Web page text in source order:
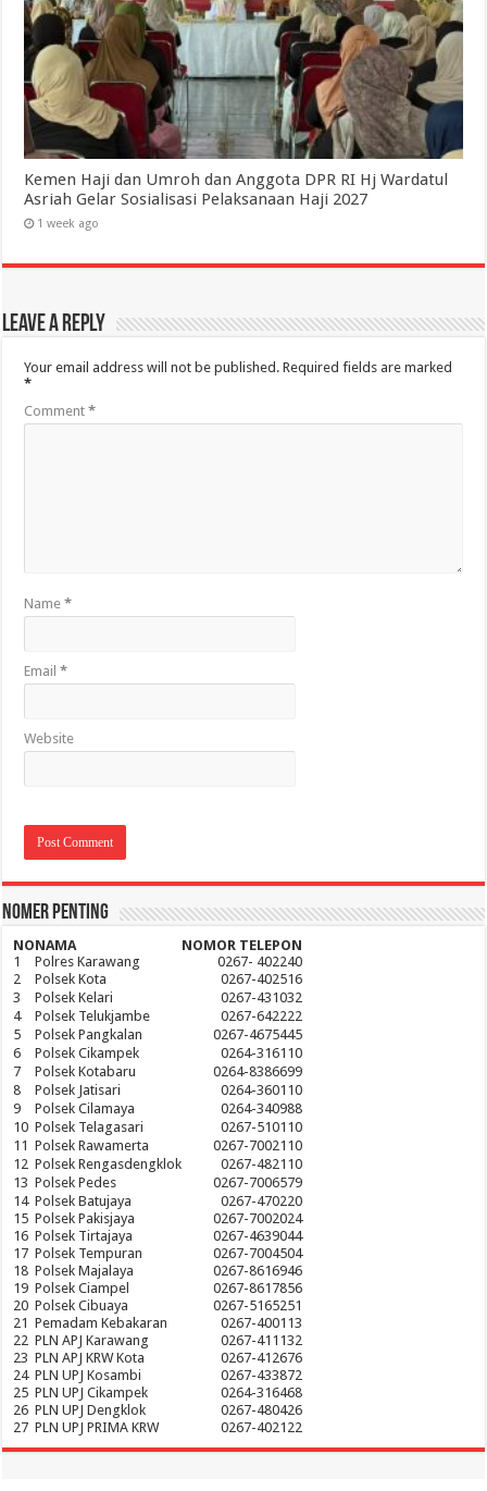
Kemen Haji dan Umroh dan Anggota DPR RI Hj Wardatul
Asriah Gelar Sosialisasi Pelaksanaan Haji 2027
1 week ago
Leave a Reply
Your email address will not be published. Required fields are marked
*
Comment*
Name*
Email*
Website
Nomer Penting
NONAMA
NOMOR TELEPON
1
Polres Karawang
0267- 402240
2
Polsek Kota
0267-402516
3
Polsek Kelari
0267-431032
4
Polsek Telukjambe
0267-642222
5
Polsek Pangkalan
0267-4675445
6
Polsek Cikampek
0264-316110
7
Polsek Kotabaru
0264-8386699
8
Polsek Jatisari
0264-360110
9
Polsek Cilamaya
0264-340988
10 Polsek Telagasari
0267-510110
11 Polsek Rawamerta
0267-7002110
12 Polsek Rengasdengklok
0267-482110
13 Polsek Pedes
0267-7006579
14 Polsek Batujaya
0267-470220
15 Polsek Pakisjaya
0267-7002024
16 Polsek Tirtajaya
0267-4639044
17 Polsek Tempuran
0267-7004504
18 Polsek Majalaya
0267-8616946
19 Polsek Ciampel
0267-8617856
20 Polsek Cibuaya
0267-5165251
21 Pemadam Kebakaran
0267-400113
22 PLN APJ Karawang
0267-411132
23 PLN APJ KRW Kota
0267-412676
24 PLN UPJ Kosambi
0267-433872
25 PLN UPJ Cikampek
0264-316468
26 PLN UPJ Dengklok
0267-480426
27 PLN UPJ PRIMA KRW 0267-402122